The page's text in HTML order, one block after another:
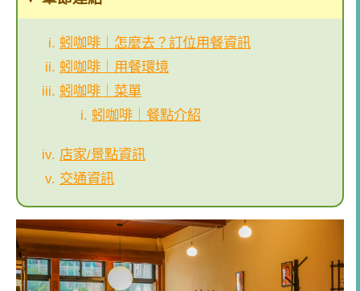
蚓咖啡｜怎麼去？訂位用餐資訊
蚓咖啡｜用餐環境
蚓咖啡｜菜單
蚓咖啡｜餐點介紹
店家/景點資訊
交通資訊